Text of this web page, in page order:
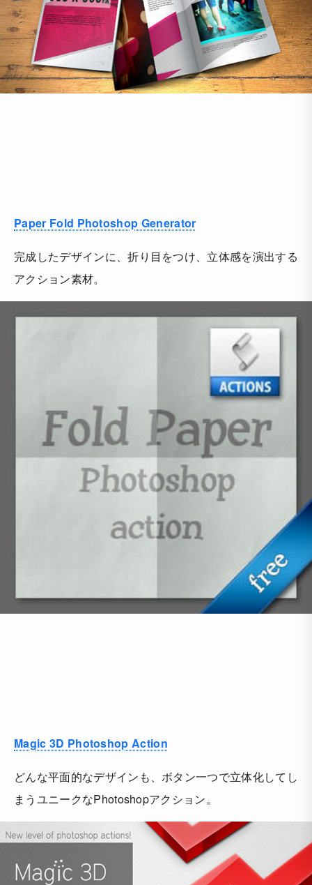
Paper Fold Photoshop Generator
完成したデザインに、折り目をつけ、立体感を演出する
アクション素材。
Magic 3D Photoshop Action
どんな平面的なデザインも、ボタン一つで立体化してし
まうユニークなPhotoshopアクション。